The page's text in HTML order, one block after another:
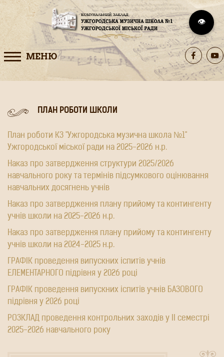
МЕНЮ
ПЛАН РОБОТИ ШКОЛИ
План роботи КЗ "Ужгородська музична школа №1"
Ужгородської міської ради на 2025-2026 н.р.
Наказ про затвердження структури 2025/2026
навчального року та термінів підсумкового оцінювання
навчальних досягнень учнів
Наказ про затвердження плану прийому та контингенту
учнів школи на 2025-2026 н.р.
Наказ про затвердження плану прийому та контингенту
учнів школи на 2024-2025 н.р.
ГРАФІК проведення випускних іспитів учнів
ЕЛЕМЕНТАРНОГО підрівня у 2026 році
ГРАФІК проведення випускних іспитів учнів БАЗОВОГО
підрівня у 2026 році
РОЗКЛАД проведення контрольних заходів у ІІ семестрі
2025-2026 навчального року
👁️